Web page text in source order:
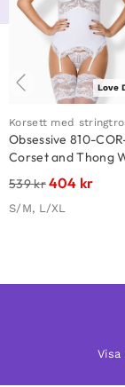
Love
Korsett med
Obsessive 810-
Corset and Thong
539kr404 kr
S/M, L/XL